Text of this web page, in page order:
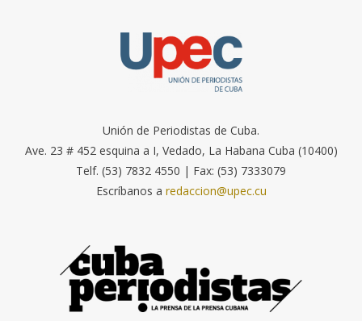
Unión de Periodistas de Cuba.
Ave. 23 # 452 esquina a I, Vedado, La Habana Cuba (10400)
Telf. (53) 7832 4550 | Fax: (53) 7333079
Escríbanos a redaccion@upec.cu